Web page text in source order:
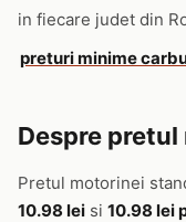
in fiecare judet din
preturi minime
Despre
Pretul motorinei
10.98 lei si 10.98 lei